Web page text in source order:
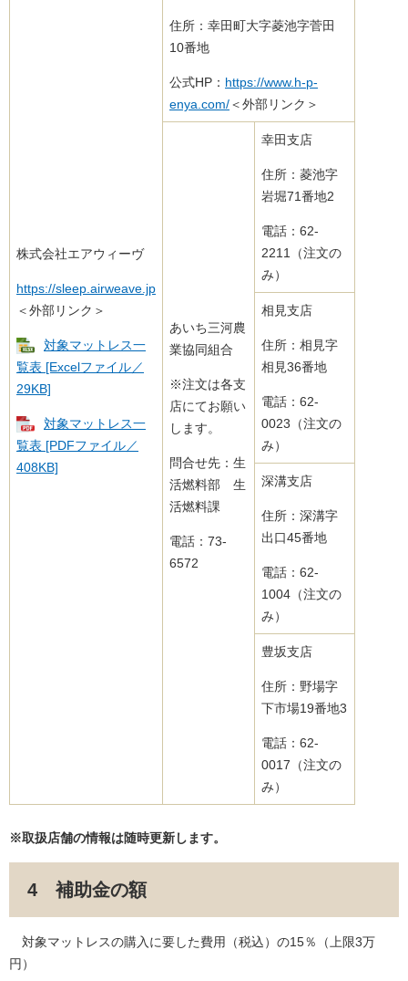
株式会社エアウィーヴ
https://sleep.airweave.jp
＜外部リンク＞
対象マットレス一
覧表 [Excelファイル／
29KB]
対象マットレス一
覧表 [PDFファイル／
408KB]
住所：幸田町大字菱池字菅田
10番地
公式HP： https://www.h-p-
enya.com/＜外部リンク＞
あいち三河農
業協同組合
※注文は各支
店にてお願い
します。
問合せ先：生
活燃料部 生
活燃料課
電話：73-
6572
幸田支店
住所：菱池字
岩堀71番地2
電話：62-
2211（注文の
み）
相見支店
住所：相見字
相見36番地
電話：62-
0023（注文の
み）
深溝支店
住所：深溝字
出口45番地
電話：62-
1004（注文の
み）
豊坂支店
住所：野場字
下市場19番地3
電話：62-
0017（注文の
み）
※取扱店舗の情報は随時更新します。
4 補助金の額
対象マットレスの購入に要した費用（税込）の15％（上限3万
円）